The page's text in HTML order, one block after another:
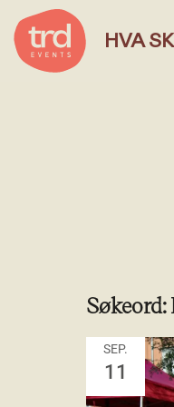
HVA
Søkeord:
SEP.
11